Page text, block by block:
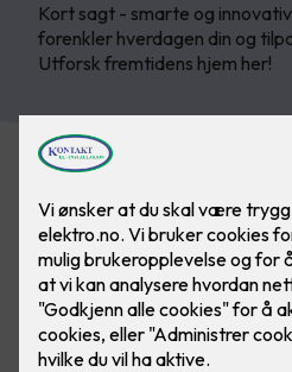
Kort sagt - smarte og
forenkler hverdagen din og
Utforsk fremtidens hjem her!